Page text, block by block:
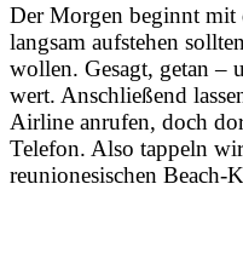
Der Morgen beginnt mit
langsam aufstehen
wollen. Gesagt, getan –
wert. Anschließend
Airline anrufen, doch
Telefon. Also tappeln
reunionesischen Beach-